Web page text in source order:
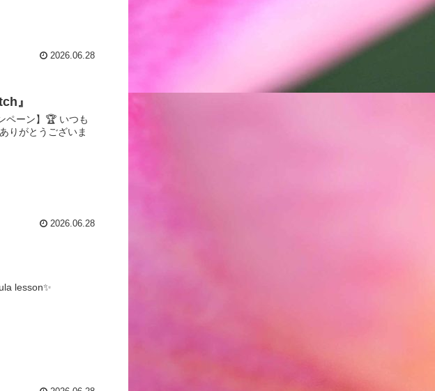
2026.06.28
』
ペーン】🏆 いつも
りがとうございま
2026.06.28
lesson✨